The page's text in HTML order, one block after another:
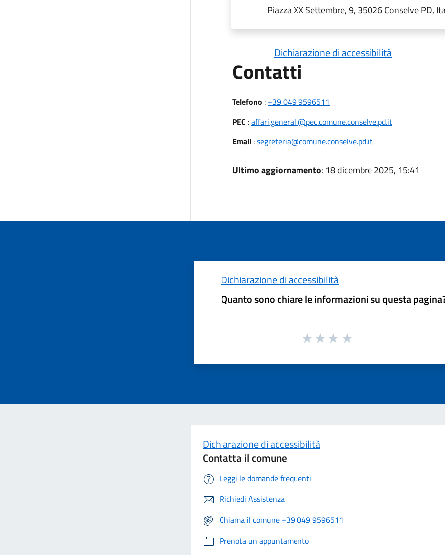
Piazza XX Settembre, 9, 35026 Conselve PD,
Dichiarazione di accessibilità
Contatti
Telefono : +39 049 9596511
PEC :affari.generali@pec.comune.conselve.pd.it
Email:segreteria@comune.conselve.pd.it
Ultimo aggiornamento: 18 dicembre 2025, 15:41
Dichiarazione di accessibilità
Quanto sono chiare le informazioni su questa
Dichiarazione di accessibilità
Contatta il comune
Leggi le domande frequenti
Richiedi Assistenza
Chiama il comune +39 049 9596511
Prenota un appuntamento